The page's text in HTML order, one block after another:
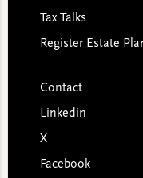
Tax Talks
Register Estate
Contact
Linkedin
X
Facebook